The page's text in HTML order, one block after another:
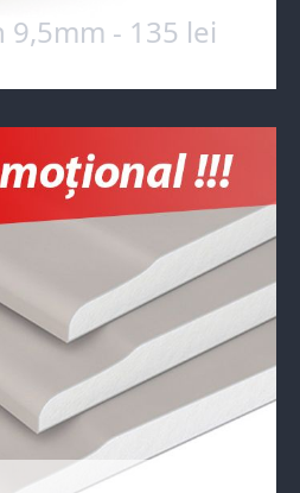
9,5mm - 135 lei